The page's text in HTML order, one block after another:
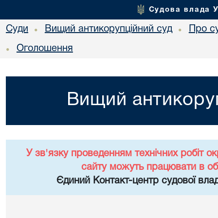
Судова влада
Суди • Вищий антикорупційний суд • Про
• Оголошення
Вищий
У зв'язку проведенням технічних робіт
сайту можуть працювати в
Єдиний Контакт-центр судової